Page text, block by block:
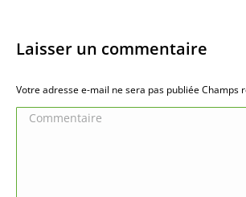
Laisser un commentaire
Votre adresse e-mail ne sera pas publiée Champs
Commentaire